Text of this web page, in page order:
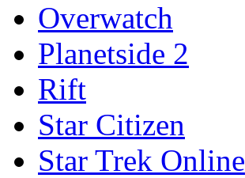
Overwatch
Planetside 2
Rift
Star Citizen
Star Trek Online